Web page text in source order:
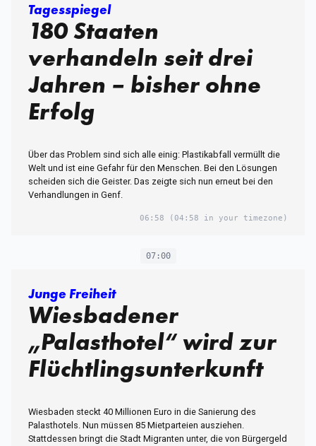
Tagesspiegel
180 Staaten
verhandeln seit drei
Jahren – bisher ohne
Erfolg
Über das Problem sind sich alle einig: Plastikabfall vermüllt die
Welt und ist eine Gefahr für den Menschen. Bei den Lösungen
scheiden sich die Geister. Das zeigte sich nun erneut bei den
Verhandlungen in Genf.
06:58 (04:58 in your timezone)
07:00
Junge Freiheit
Wiesbadener
„Palasthotel“ wird zur
Flüchtlingsunterkunft
Wiesbaden steckt 40 Millionen Euro in die Sanierung des
Palasthotels. Nun müssen 85 Mietparteien ausziehen.
Stattdessen bringt die Stadt Migranten unter, die von Bürgergeld